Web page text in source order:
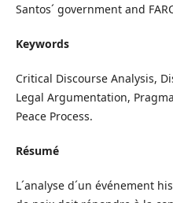
Santos´ government and
Keywords
Critical Discourse Analysis,
Legal Argumentation,
Peace Process.
Résumé
L´analyse d´un événement